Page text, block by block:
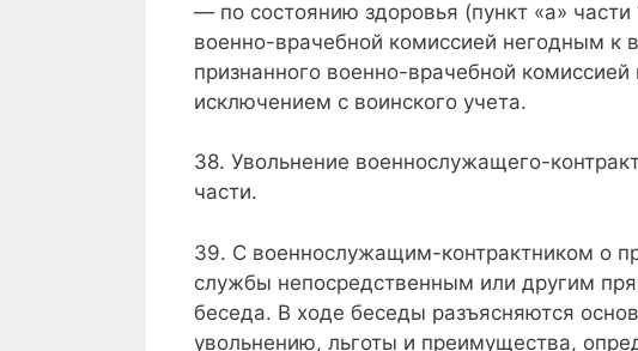
— по состоянию здоровья (пункт «а»
военно-врачебной комиссией негодным к
признанного военно-врачебной
исключением с воинского учета.
38. Увольнение военнослужащего-
части.
39. С военнослужащим-контрактником о
службы непосредственным или другим
беседа. В ходе беседы разъясняются
увольнению, льготы и преимущества,